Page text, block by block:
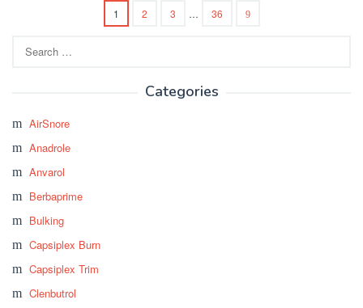
1 2 3 … 36
for:
Categories
AirSnore
Anadrole
Anvarol
Berbaprime
Bulking
Capsiplex Burn
Capsiplex Trim
Clenbutrol